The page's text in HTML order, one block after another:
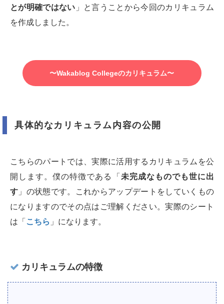
とが明確ではない 」と言うことから今回のカリキュラム
を作成しました。
〜Wakablog Collegeのカリキュラム〜
具体的なカリキュラム内容の公開
こちらのパートでは、実際に活用するカリキュラムを公
開します。僕の特徴である「 未完成なものでも世に出
す 」の状態です。これからアップデートをしていくもの
になりますのでその点はご理解ください。実際のシート
は「 こちら 」になります。
カリキュラムの特徴